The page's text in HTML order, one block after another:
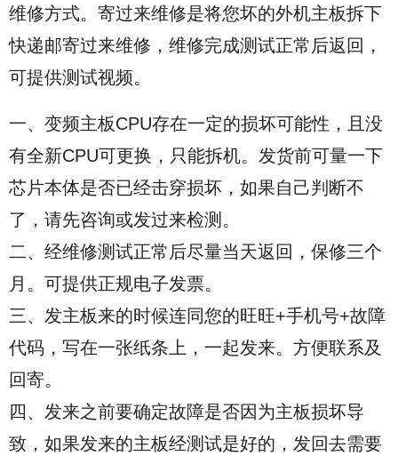
维修方式。寄过来维修是将您坏的外机主板拆下
快递邮寄过来维修，维修完成测试正常后返回，
可提供测试视频。
一、变频主板CPU存在一定的损坏可能性，且没
有全新CPU可更换，只能拆机。发货前可量一下
芯片本体是否已经击穿损坏，如果自己判断不
了，请先咨询或发过来检测。
二、经维修测试正常后尽量当天返回，保修三个
月。可提供正规电子发票。
三、发主板来的时候连同您的旺旺+手机号+故障
代码，写在一张纸条上，一起发来。方便联系及
回寄。
四、发来之前要确定故障是否因为主板损坏导
致，如果发来的主板经测试是好的，发回去需要